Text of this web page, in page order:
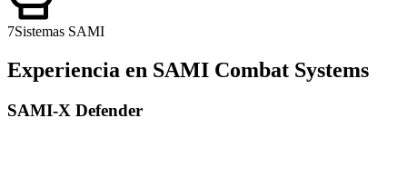
7Sistemas SAMI
Experiencia en SAMI Combat Systems
SAMI-X Defender